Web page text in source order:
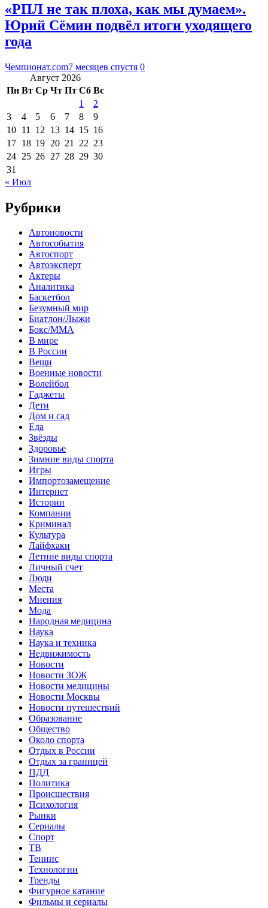
«РПЛ не так плоха, как мы думаем».
Юрий Сёмин подвёл итоги уходящего
года
Чемпионат.com7 месяцев спустя 0
Август 2026
Пн Вт Ср Чт Пт Сб Вс
1
2
3
4 5 6 7 8
9
10 11 12 13 14 15 16
17 18 19 20 21 22 23
24 25 26 27 28 29 30
31
« Июл
Рубрики
Автоновости
Автособытия
Автоспорт
Автоэксперт
Актеры
Аналитика
Баскетбол
Безумный мир
Биатлон/Лыжи
Бокс/MMA
В мире
В России
Вещи
Военные новости
Волейбол
Гаджеты
Дети
Дом и сад
Еда
Звёзды
Здоровье
Зимние виды спорта
Игры
Импортозамещение
Интернет
Истории
Компании
Криминал
Культура
Лайфхаки
Летние виды спорта
Личный счет
Люди
Места
Мнения
Мода
Народная медицина
Наука
Наука и техника
Недвижимость
Новости
Новости ЗОЖ
Новости медицины
Новости Москвы
Новости путешествий
Образование
Общество
Около спорта
Отдых в России
Отдых за границей
ПДД
Политика
Происшествия
Психология
Рынки
Сериалы
Спорт
ТВ
Теннис
Технологии
Тренды
Фигурное катание
Фильмы и сериалы